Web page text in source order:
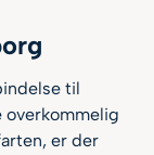
til
overkommelig
er der